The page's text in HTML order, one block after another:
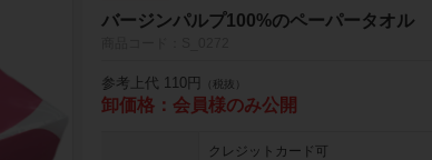
バージンパルプ100%のペーパータオル
参考上代 110円 （税抜）
卸価格：会員様のみ公開
クレジットカード可